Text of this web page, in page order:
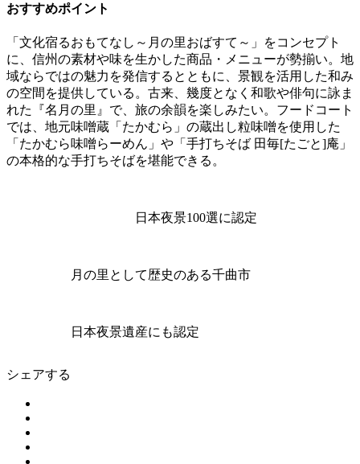
おすすめポイント
「文化宿るおもてなし～月の里おばすて～」をコンセプト
に、信州の素材や味を生かした商品・メニューが勢揃い。地
域ならではの魅力を発信するとともに、景観を活用した和み
の空間を提供している。古来、幾度となく和歌や俳句に詠ま
れた『名月の里』で、旅の余韻を楽しみたい。フードコート
では、地元味噌蔵「たかむら」の蔵出し粒味噌を使用した
「たかむら味噌らーめん」や「手打ちそば 田毎[たごと]庵」
の本格的な手打ちそばを堪能できる。
日本夜景100選に認定
月の里として歴史のある千曲市
日本夜景遺産にも認定
シェアする